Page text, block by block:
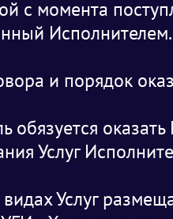
с момента
Исполнителем.
и порядок
обязуется
Услуг
Услуг